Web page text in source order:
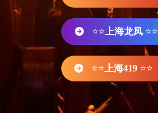
⭐⭐ 上海龙凤 ⭐⭐
⭐⭐ 上海419 ⭐⭐